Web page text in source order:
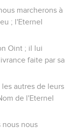
marcherons à
; l'Eternel
Oint ; il lui
faite par sa
autres de leurs
de l'Eternel
nous nous